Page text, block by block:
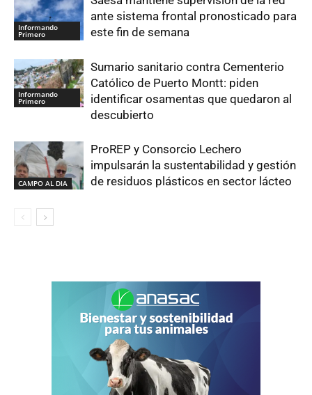
Informando
Primero
ante sistema frontal pronosticado para
este fin de semana
Informando
Primero
Sumario sanitario contra Cementerio
Católico de Puerto Montt: piden
identificar osamentas que quedaron al
descubierto
CAMPO AL DIA
ProREP y Consorcio Lechero
impulsarán la sustentabilidad y gestión
de residuos plásticos en sector lácteo